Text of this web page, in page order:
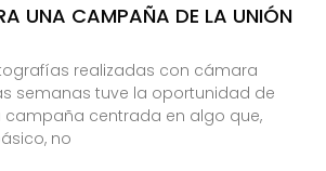
UNA CAMPAÑA DE LA UNIÓN
realizadas con cámara
semanas tuve la oportunidad de
campaña centrada en algo que,
no